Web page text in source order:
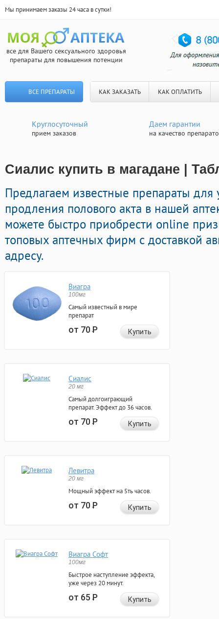
Мы принимаем заказы 24 часа в сутки!
все для Вашего сексуального здоровья
препараты для повышения потенции
ВСЕ ПРЕПАРАТЫ КАК ЗАКАЗАТЬ КАК ОПЛАТИТЬ
Круглосуточный
прием заказов
Даем гарантии
на качество
Сиалис купить в магадане |
Предлагаем известные препараты
продления полового акта в нашей
можете быстро приобрести online
топовых аптечных фирм с доставкой
адресу.
Виагра
100мг
Самый известный в мире
препарат
от 70Р Купить
Сиалис
20 мг
Самый долгоиграющий
препарат. Эффект до 36 часов.
от 70Р Купить
Левитра
20 мг
Мощный эффект на 5ть часов.
от 70Р Купить
Виагра Софт
100мг
Быстрое наступление эффекта,
уже через 20 минут.
от 65Р Купить